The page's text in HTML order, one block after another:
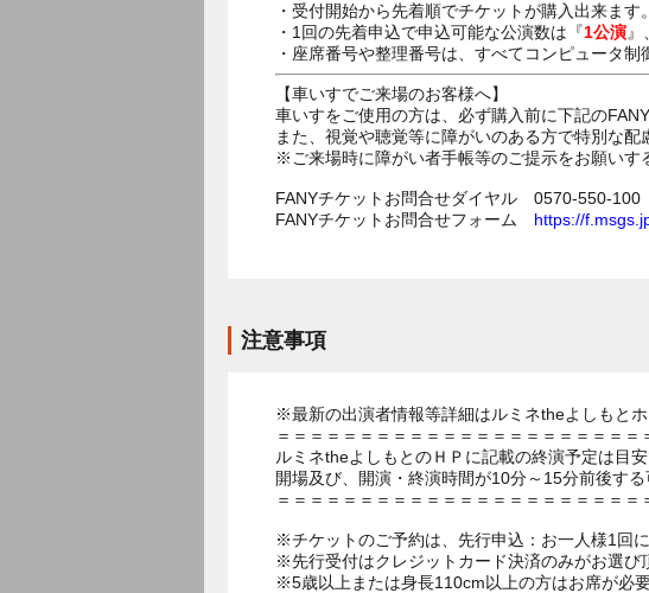
・受付開始から先着順でチケットが購入出来ま
・1回の先着申込で申込可能な公演数は『1公演』
・座席番号や整理番号は、すべてコンピュータ制
【車いすでご来場のお客様へ】
車いすをご使用の方は、必ず購入前に下記の
また、視覚や聴覚等に障がいのある方で特別な
※ご来場時に障がい者手帳等のご提示をお願いす
FANYチケットお問合せダイヤル 0570-550-100
FANYチケットお問合せフォーム https://
注意事項
※最新の出演者情報等詳細はルミネtheよしもとホ
＝＝＝＝＝＝＝＝＝＝＝＝＝＝＝＝＝＝＝＝＝＝
ルミネtheよしもとのＨＰに記載の終演予定は目安
開場及び、開演・終演時間が10分～15分前後す
＝＝＝＝＝＝＝＝＝＝＝＝＝＝＝＝＝＝＝＝＝＝
※チケットのご予約は、先行申込：お一人様1回
※先行受付はクレジットカード決済のみがお選び
※5歳以上または身長110cm以上の方はお席が必